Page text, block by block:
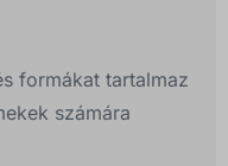
formákat tartalmaz
számára